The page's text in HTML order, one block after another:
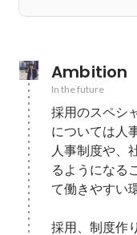
Ambition
In the future
採用のスペシ
については人
人事制度や、
るようになる
て働きやすい
採用、制度作